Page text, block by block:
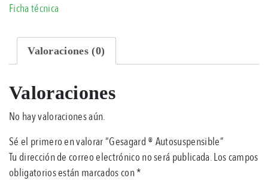
Ficha técnica
Valoraciones (0)
Valoraciones
No hay valoraciones aún.
Sé el primero en valorar “Gesagard ® Autosuspensible”
Tu dirección de correo electrónico no será publicada.Los campos
obligatorios están marcados con*